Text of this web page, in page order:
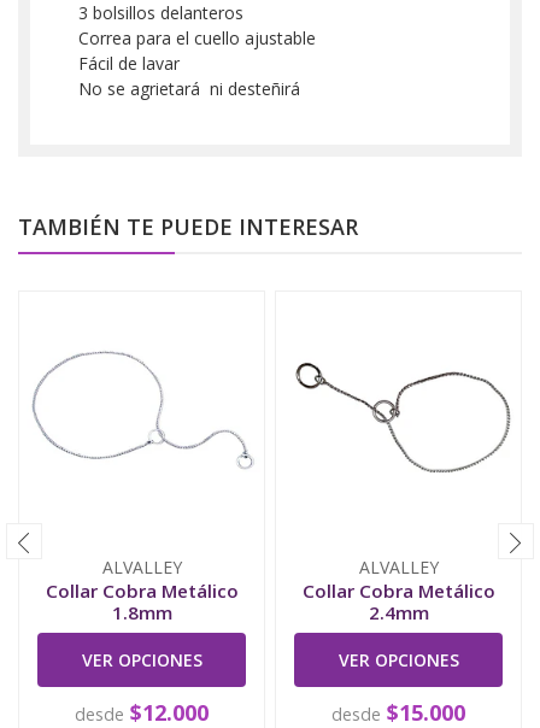
3 bolsillos delanteros
Correa para el cuello ajustable
Fácil de lavar
No se agrietará ni desteñirá
TAMBIÉN TE PUEDE INTERESAR
ALVALLEY
Collar Cobra Metálico
1.8mm
VER OPCIONES
desde $12.000
ALVALLEY
Collar Cobra Metálico
2.4mm
VER OPCIONES
desde $15.000